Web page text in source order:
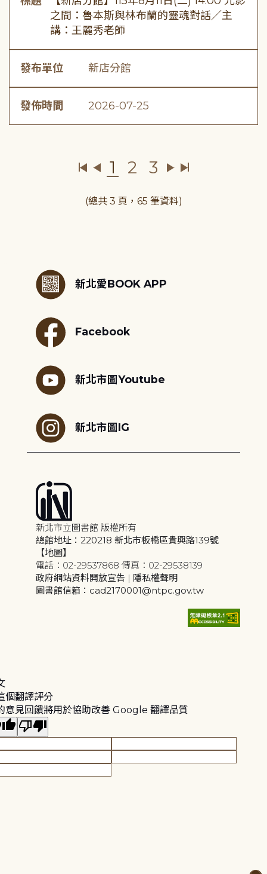
之間：魯本斯與林布蘭的靈魂對話／主
講：王麗秀老師
發布單位 新店分館
發佈時間 2026-07-25
1 2 3
(總共 3 頁，65 筆資料)
新北愛BOOK APP
Facebook
新北市圖Youtube
新北市圖IG
新北市立圖書館 版權所有
總館地址：220218 新北市板橋區貴興路139號
【地圖】
電話：02-29537868 傳真：02-29538139
政府網站資料開放宣告 | 隱私權聲明
圖書館信箱：cad2170001@ntpc.gov.tw
個翻譯評分
意見回饋將用於協助改善 Google 翻譯品質